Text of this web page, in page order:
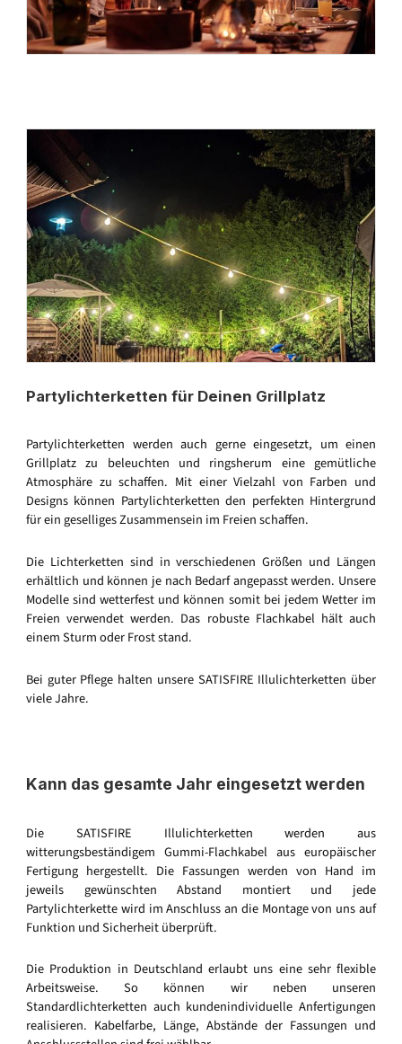
Partylichterketten für Deinen Grillplatz
Partylichterketten werden auch gerne eingesetzt, um einen
Grillplatz zu beleuchten und ringsherum eine gemütliche
Atmosphäre zu schaffen. Mit einer Vielzahl von Farben und
Designs können Partylichterketten den perfekten Hintergrund
für ein geselliges Zusammensein im Freien schaffen.
Die Lichterketten sind in verschiedenen Größen und Längen
erhältlich und können je nach Bedarf angepasst werden. Unsere
Modelle sind wetterfest und können somit bei jedem Wetter im
Freien verwendet werden. Das robuste Flachkabel hält auch
einem Sturm oder Frost stand.
Bei guter Pflege halten unsere SATISFIRE Illulichterketten über
viele Jahre.
Kann das gesamte Jahr eingesetzt werden
Die SATISFIRE Illulichterketten werden aus
witterungsbeständigem Gummi-Flachkabel aus europäischer
Fertigung hergestellt. Die Fassungen werden von Hand im
jeweils gewünschten Abstand montiert und jede
Partylichterkette wird im Anschluss an die Montage von uns auf
Funktion und Sicherheit überprüft.
Die Produktion in Deutschland erlaubt uns eine sehr flexible
Arbeitsweise. So können wir neben unseren
Standardlichterketten auch kundenindividuelle Anfertigungen
realisieren. Kabelfarbe, Länge, Abstände der Fassungen und